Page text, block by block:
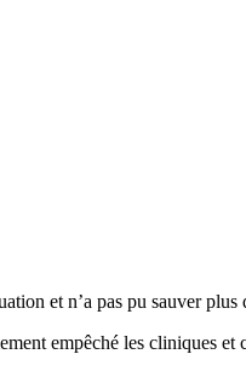
et n’a pas pu sauver
empêché les cliniques